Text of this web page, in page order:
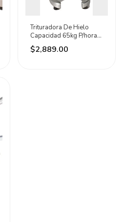
Trituradora De Hielo
Capacidad 65kg P/hora
Noval Plateado
$2,889.00